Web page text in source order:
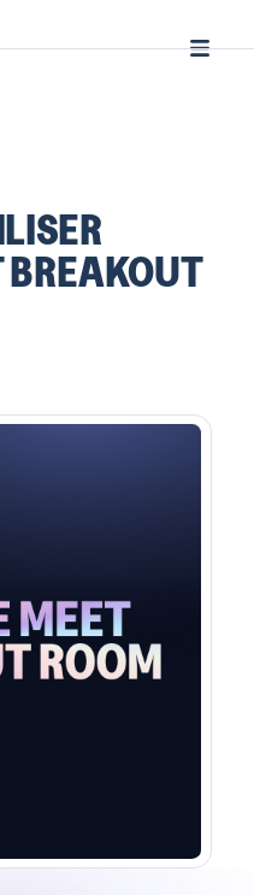
BREAKOUT